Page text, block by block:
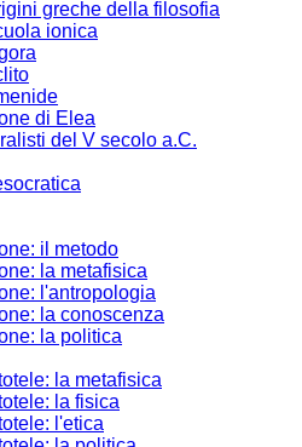
greche della filosofia
ionica
di Elea
del V secolo a.C.
il metodo
la metafisica
l'antropologia
la conoscenza
la politica
la metafisica
la fisica
l'etica